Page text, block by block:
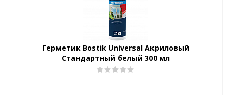
Герметик Bostik Universal Акриловый
Стандартный белый 300 мл